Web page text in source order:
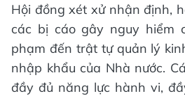
Hội đồng xét xử nhận định,
các bị cáo gây nguy hiểm
phạm đến trật tự quản lý
nhập khẩu của Nhà nước.
đầy đủ năng lực hành vi,